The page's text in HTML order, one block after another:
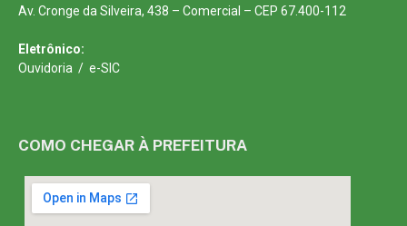
Av. Cronge da Silveira, 438 – Comercial – CEP 67.400-112
Eletrônico:
Ouvidoria / e-SIC
COMO CHEGAR À PREFEITURA